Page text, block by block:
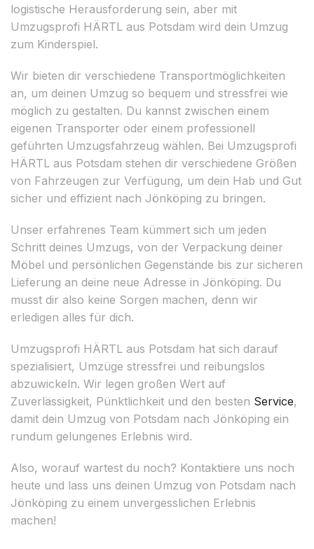
logistische Herausforderung sein, aber mit
Umzugsprofi HÄRTL aus Potsdam wird dein Umzug
zum Kinderspiel.
Wir bieten dir verschiedene Transportmöglichkeiten
an, um deinen Umzug so bequem und stressfrei wie
möglich zu gestalten. Du kannst zwischen einem
eigenen Transporter oder einem professionell
geführten Umzugsfahrzeug wählen. Bei Umzugsprofi
HÄRTL aus Potsdam stehen dir verschiedene Größen
von Fahrzeugen zur Verfügung, um dein Hab und Gut
sicher und effizient nach Jönköping zu bringen.
Unser erfahrenes Team kümmert sich um jeden
Schritt deines Umzugs, von der Verpackung deiner
Möbel und persönlichen Gegenstände bis zur sicheren
Lieferung an deine neue Adresse in Jönköping. Du
musst dir also keine Sorgen machen, denn wir
erledigen alles für dich.
Umzugsprofi HÄRTL aus Potsdam hat sich darauf
spezialisiert, Umzüge stressfrei und reibungslos
abzuwickeln. Wir legen großen Wert auf
Zuverlässigkeit, Pünktlichkeit und den besten Service,
damit dein Umzug von Potsdam nach Jönköping ein
rundum gelungenes Erlebnis wird.
Also, worauf wartest du noch? Kontaktiere uns noch
heute und lass uns deinen Umzug von Potsdam nach
Jönköping zu einem unvergesslichen Erlebnis
machen!